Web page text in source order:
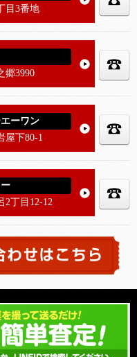
目3番地
郷3990
ーワン
屋下80-1
2丁目12-12